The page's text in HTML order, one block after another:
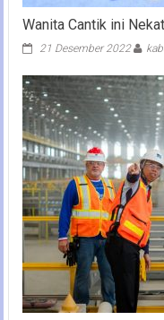
Wanita Cantik ini
21 Desember 2022